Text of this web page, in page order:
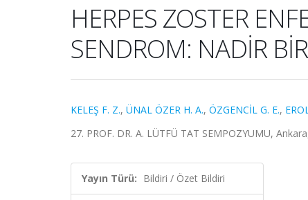
HERPES ZOSTER
SENDROM: NADİR
KELEŞ F. Z., ÜNAL ÖZER H. A., ÖZGENCİL G. E.,
27. PROF. DR. A. LÜTFÜ TAT SEMPOZYUMU,
Yayın Türü: Bildiri / Özet Bildiri